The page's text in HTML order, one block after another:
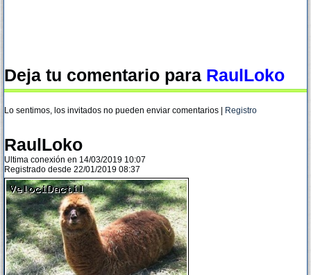
Deja tu comentario para RaulLoko
Lo sentimos, los invitados no pueden enviar comentarios | Registro
RaulLoko
Ultima conexión en 14/03/2019 10:07
Registrado desde 22/01/2019 08:37